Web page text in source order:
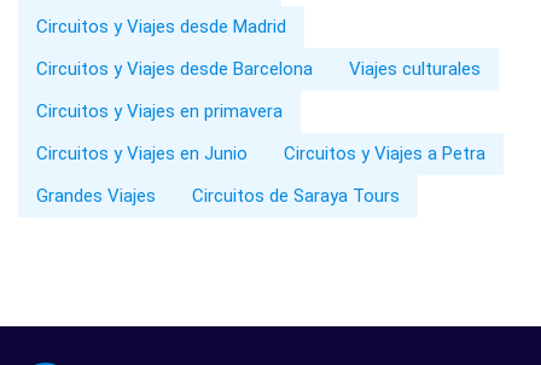
Circuitos y Viajes desde Madrid
Circuitos y Viajes desde Barcelona
Viajes culturales
Circuitos y Viajes en primavera
Circuitos y Viajes en Junio
Circuitos y Viajes a Petra
Grandes Viajes
Circuitos de Saraya Tours